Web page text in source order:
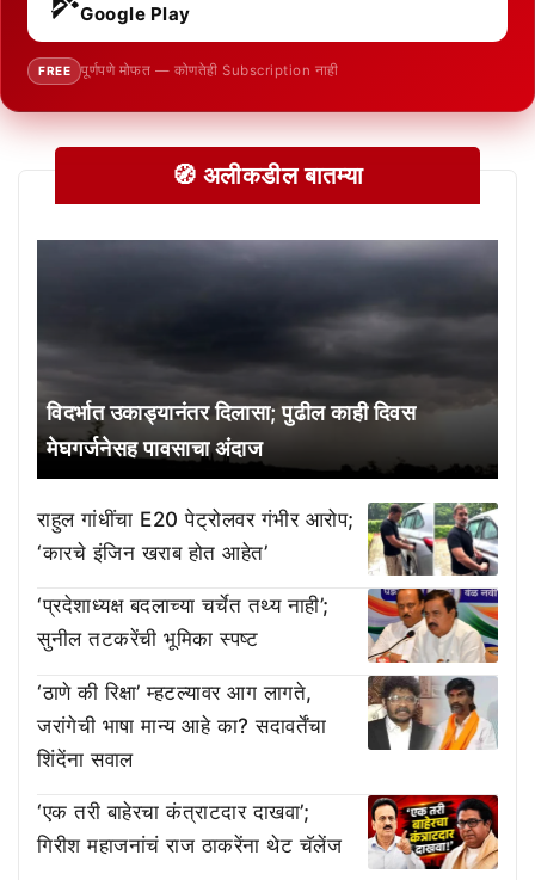
Google Play
FREE पूर्णपणे मोफत — कोणतेही Subscription नाही
🧭 अलीकडील बातम्या
विदर्भात उकाड्यानंतर दिलासा; पुढील काही दिवस
मेघगर्जनेसह पावसाचा अंदाज
राहुल गांधींचा E20 पेट्रोलवर गंभीर आरोप;
‘कारचे इंजिन खराब होत आहेत’
‘प्रदेशाध्यक्ष बदलाच्या चर्चेत तथ्य नाही’;
सुनील तटकरेंची भूमिका स्पष्ट
‘ठाणे की रिक्षा’ म्हटल्यावर आग लागते,
जरांगेची भाषा मान्य आहे का? सदावर्तेंचा
शिंदेंना सवाल
‘एक तरी बाहेरचा कंत्राटदार दाखवा’;
गिरीश महाजनांचं राज ठाकरेंना थेट चॅलेंज